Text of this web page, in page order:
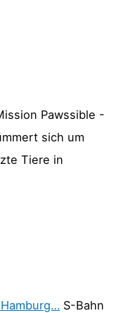
Pawssible -
sich um
Tiere in
S-Bahn